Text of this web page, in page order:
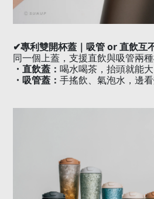
✔專利雙開杯蓋｜吸管or直飲互
同一個上蓋，支援直飲與吸管兩種
・直飲蓋： 喝水喝茶，抬頭就能大
・吸管蓋： 手搖飲、氣泡水，邊看